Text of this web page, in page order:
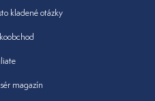
kladené otázky
magazín